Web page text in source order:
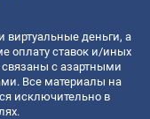
деньги, а
оплату ставок и/иных
с азартными
Все материалы на
исключительно в